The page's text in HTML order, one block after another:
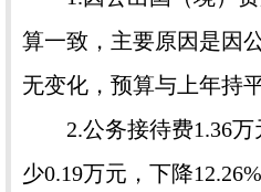
算一致，主要原因是因
无变化，预算与上年持平
2.公务接待费1.36万
少0.19万元，下降